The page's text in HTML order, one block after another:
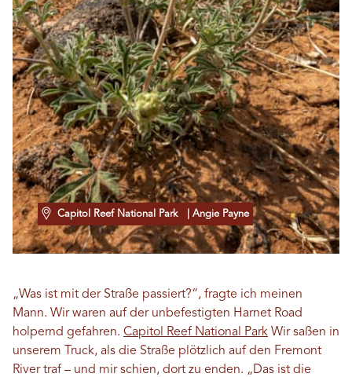
Capitol Reef National Park | Angie Payne
„Was ist mit der Straße passiert?“, fragte ich meinen
Mann. Wir waren auf der unbefestigten Harnet Road
holpernd gefahren. Capitol Reef National Park Wir saßen in
unserem Truck, als die Straße plötzlich auf den Fremont
River traf – und mir schien, dort zu enden. „Das ist die